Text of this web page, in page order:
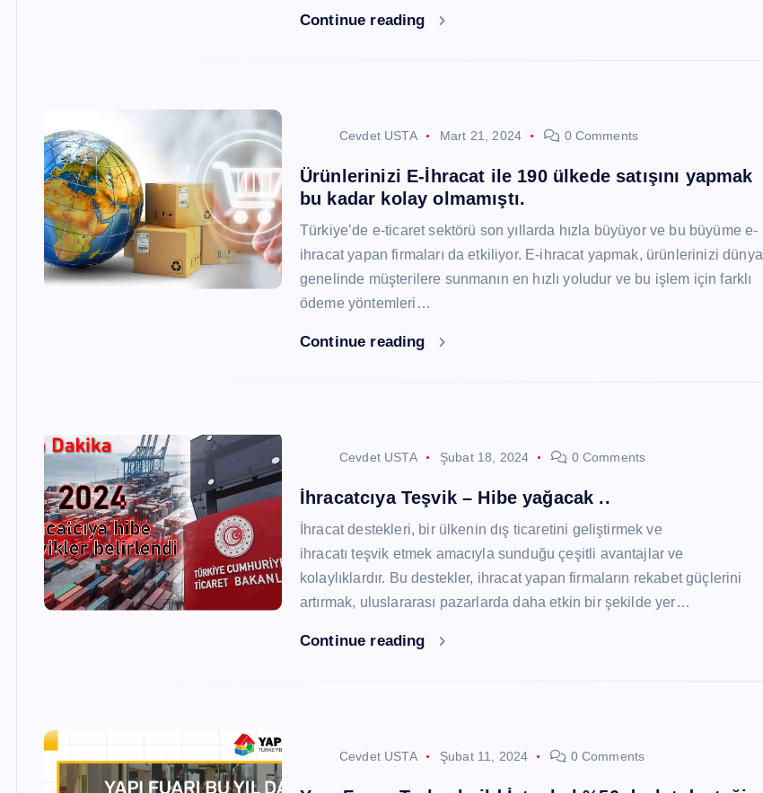
Continue reading
Cevdet USTA Mart 21, 2024 0 Comments
Ürünlerinizi E-İhracat ile 190 ülkede satışını yapmak
bu kadar kolay olmamıştı.
Türkiye’de e-ticaret sektörü son yıllarda hızla büyüyor ve bu büyüme e-
ihracat yapan firmaları da etkiliyor. E-ihracat yapmak, ürünlerinizi dünya
genelinde müşterilere sunmanın en hızlı yoludur ve bu işlem için farklı
ödeme yöntemleri…
Continue reading
Cevdet USTA Şubat 18, 2024 0 Comments
İhracatcıya Teşvik – Hibe yağacak ..
İhracat destekleri, bir ülkenin dış ticaretini geliştirmek ve
ihracatı teşvik etmek amacıyla sunduğu çeşitli avantajlar ve
kolaylıklardır. Bu destekler, ihracat yapan firmaların rekabet güçlerini
artırmak, uluslararası pazarlarda daha etkin bir şekilde yer…
Continue reading
Cevdet USTA Şubat 11, 2024 0 Comments